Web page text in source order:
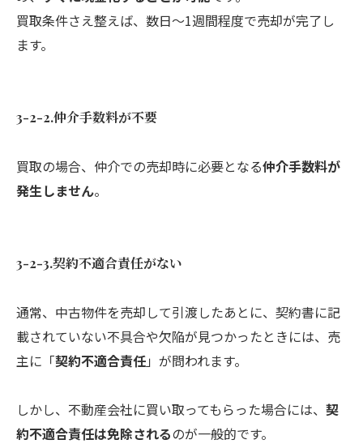
買取条件さえ整えば、数日〜1週間程度で売却が完了し
ます。
3-2-2.仲介手数料が不要
買取の場合、仲介での売却時に必要となる仲介手数料が
発生しません。
3-2-3.契約不適合責任がない
通常、中古物件を売却して引渡したあとに、契約書に記
載されていない不具合や欠陥が見つかったときには、売
主に「契約不適合責任」が問われます。
しかし、不動産会社に買い取ってもらった場合には、 契
約不適合責任は免除されるのが一般的です。